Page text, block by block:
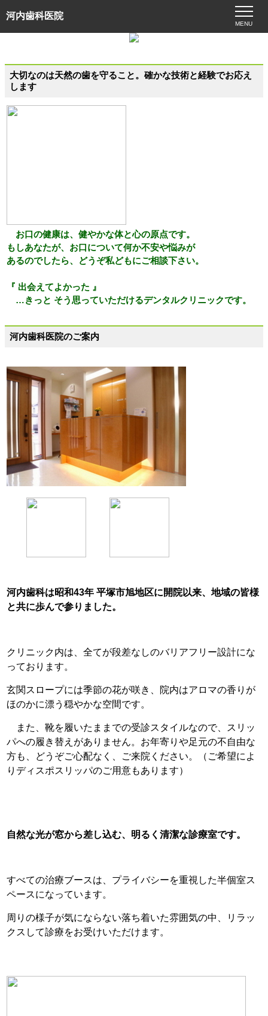
河内歯科医院
MENU
大切なのは天然の歯を守ること。確かな技術と経験でお応え
します
お口の健康は、健やかな体と心の原点です。
もしあなたが、お口について何か不安や悩みが
あるのでしたら、どうぞ私どもにご相談下さい。
『 出会えてよかった 』
…きっと そう思っていただけるデンタルクリニックです。
河内歯科医院のご案内
河内歯科は昭和43年 平塚市旭地区に開院以来、地域の皆様
と共に歩んで参りました。
クリニック内は、全てが段差なしのバリアフリー設計にな
っております。
玄関スロープには季節の花が咲き、院内はアロマの香りが
ほのかに漂う穏やかな空間です。
また、靴を履いたままでの受診スタイルなので、スリッ
パへの履き替えがありません。お年寄りや足元の不自由な
方も、どうぞご心配なく、ご来院ください。
（ご希望によ
りディスポスリッパのご用意もあります）
自然な光が窓から差し込む、明るく清潔な診療室です。
すべての治療ブースは、プライバシーを重視した半個室ス
ペースになっています。
周りの様子が気にならない落ち着いた雰囲気の中、リラッ
クスして診療をお受けいただけます。